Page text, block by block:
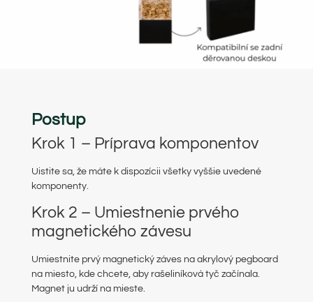
Postup
Krok 1 – Príprava komponentov
Uistite sa, že máte k dispozícii všetky vyššie uvedené
komponenty.
Krok 2 – Umiestnenie prvého
magnetického závesu
Umiestnite prvý magnetický záves na akrylový pegboard
na miesto, kde chcete, aby rašeliníková tyč začínala.
Magnet ju udrží na mieste.